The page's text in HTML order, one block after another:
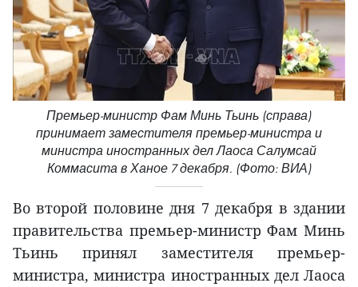
Премьер-министр Фам Минь Тьинь (справа)
принимает заместителя премьер-министра и
министра иностранных дел Лаоса Салумсай
Коммасита в Ханое 7 декабря. (Фото: ВИА)
Во второй половине дня 7 декабря в здании
правительства премьер-министр Фам Минь
Тьинь принял заместителя премьер-
министра, министра иностранных дел Лаоса